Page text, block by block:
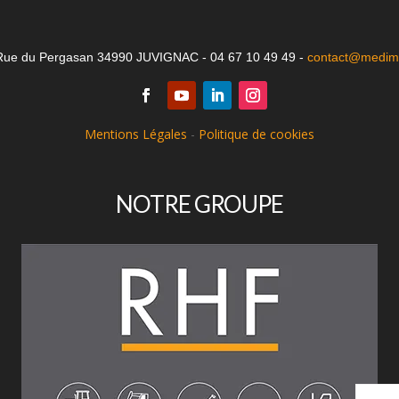
du Pergasan 34990 JUVIGNAC - 04 67 10 49 49 -
Mentions Légales - Politique de cookies
NOTRE GROUPE